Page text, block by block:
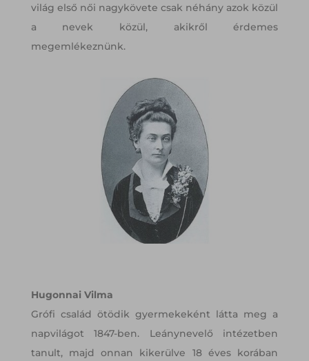
világ első női nagykövete csak néhány azok közül
a nevek közül, akikről érdemes
megemlékeznünk.
Hugonnai Vilma
Grófi család ötödik gyermekeként látta meg a
napvilágot 1847-ben. Leánynevelő intézetben
tanult, majd onnan kikerülve 18 éves korában